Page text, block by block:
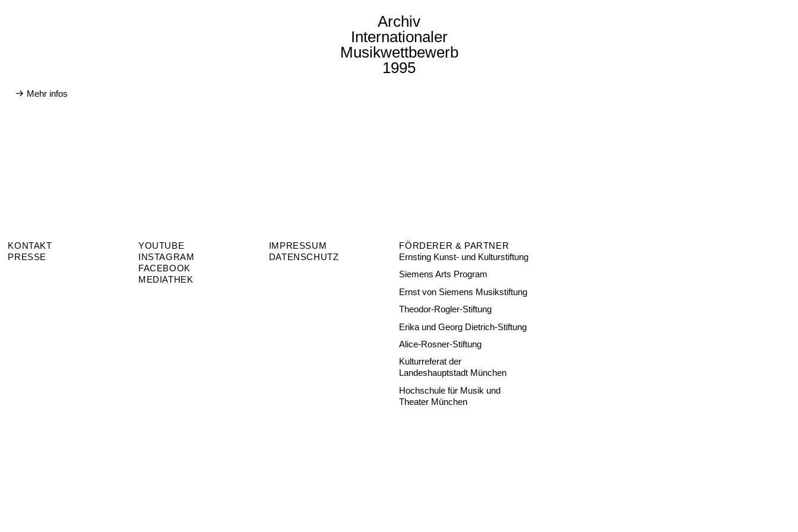
Archiv
Internationaler
Musikwettbewerb
1995
Mehr infos
KONTAKT
PRESSE
YOUTUBE
INSTAGRAM
FACEBOOK
MEDIATHEK
IMPRESSUM
DATENSCHUTZ
FÖRDERER & PARTNER
Ernsting Kunst- und Kulturstiftung
Siemens Arts Program
Ernst von Siemens Musikstiftung
Theodor-Rogler-Stiftung
Erika und Georg Dietrich-Stiftung
Alice-Rosner-Stiftung
Kulturreferat der
Landeshauptstadt München
Hochschule für Musik und
Theater München